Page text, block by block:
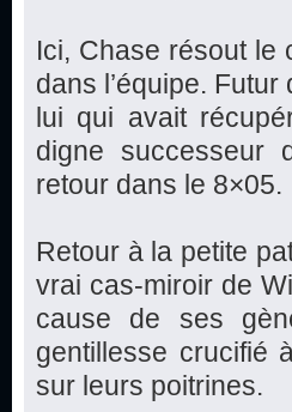
Ici, Chase résout le
dans l’équipe. Futur
lui qui avait
digne successeur
retour dans le 8×05.
Retour à la petite
vrai cas-miroir de
cause de ses
gentillesse crucifié
sur leurs poitrines.